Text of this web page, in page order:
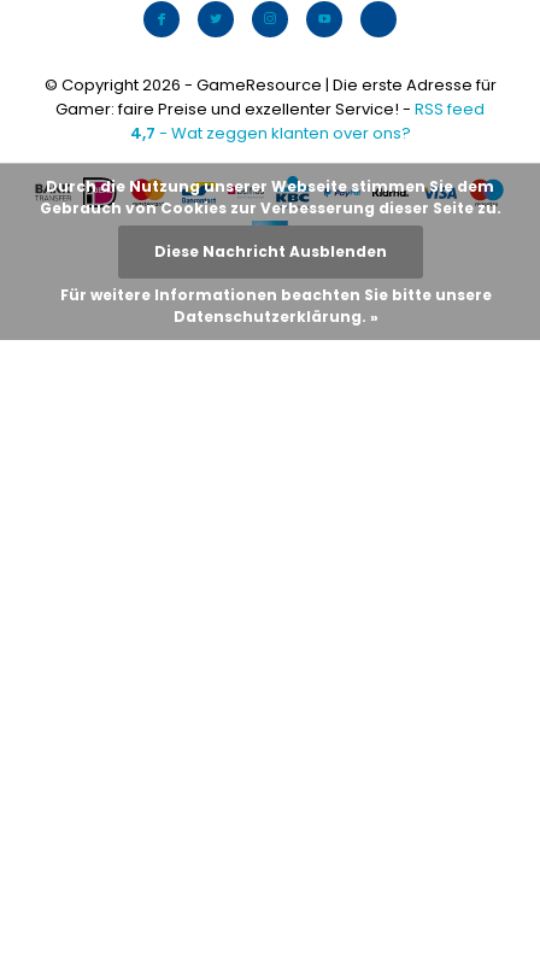
© Copyright 2026 - GameResource | Die erste Adresse für
Gamer: faire Preise und exzellenter Service! - RSS feed
4,7 - Wat zeggen klanten over ons?
Durch die Nutzung unserer Webseite stimmen Sie dem
Gebrauch von Cookies zur Verbesserung dieser Seite zu.
Diese Nachricht Ausblenden
Für weitere Informationen beachten Sie bitte unsere
Datenschutzerklärung. »